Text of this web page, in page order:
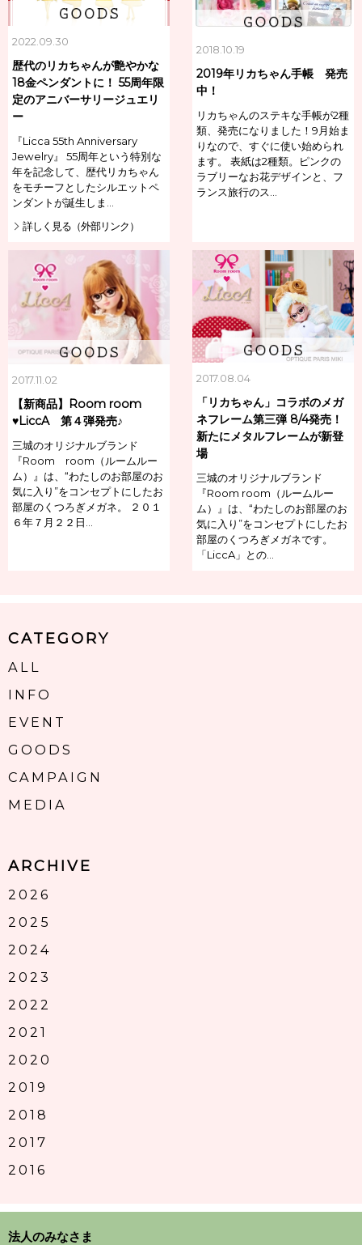
2022.09.30
歴代のリカちゃんが艶やかな
18金ペンダントに！ 55周年限
定のアニバーサリージュエリ
ー
『Licca 55th Anniversary
Jewelry』 55周年という特別な
年を記念して、歴代リカちゃん
をモチーフとしたシルエットペ
ンダントが誕生しま…
詳しく見る（外部リンク）
2018.10.19
2019年リカちゃん手帳 発売
中！
リカちゃんのステキな手帳が2種
類、発売になりました！9月始ま
りなので、すぐに使い始められ
ます。 表紙は2種類。ピンクの
ラブリーなお花デザインと、フ
ランス旅行のス…
2017.11.02
【新商品】Room room
♥LiccA 第４弾発売♪
三城のオリジナルブランド
『Room room（ルームルー
ム）』は、“わたしのお部屋のお
気に入り”をコンセプトにしたお
部屋のくつろぎメガネ。 ２０１
６年７月２２日…
2017.08.04
「リカちゃん」コラボのメガ
ネフレーム第三弾 8/4発売！
新たにメタルフレームが新登
場
三城のオリジナルブランド
『Room room（ルームルー
ム）』は、“わたしのお部屋のお
気に入り”をコンセプトにしたお
部屋のくつろぎメガネです。
「LiccA」との…
CATEGORY
ALL
INFO
EVENT
GOODS
CAMPAIGN
MEDIA
ARCHIVE
2026
2025
2024
2023
2022
2021
2020
2019
2018
2017
2016
法人のみなさま